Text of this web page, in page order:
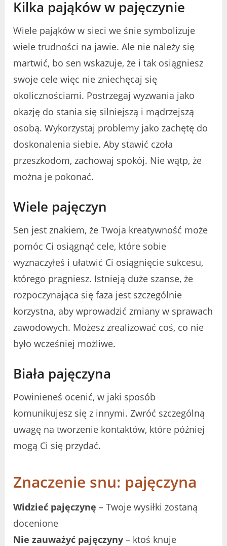
Kilka pająków w pajęczynie
Wiele pająków w sieci we śnie symbolizuje
wiele trudności na jawie. Ale nie należy się
martwić, bo sen wskazuje, że i tak osiągniesz
swoje cele więc nie zniechęcaj się
okolicznościami. Postrzegaj wyzwania jako
okazję do stania się silniejszą i mądrzejszą
osobą. Wykorzystaj problemy jako zachętę do
doskonalenia siebie. Aby stawić czoła
przeszkodom, zachowaj spokój. Nie wątp, że
można je pokonać.
Wiele pajęczyn
Sen jest znakiem, że Twoja kreatywność może
pomóc Ci osiągnąć cele, które sobie
wyznaczyłeś i ułatwić Ci osiągnięcie sukcesu,
którego pragniesz. Istnieją duże szanse, że
rozpoczynająca się faza jest szczególnie
korzystna, aby wprowadzić zmiany w sprawach
zawodowych. Możesz zrealizować coś, co nie
było wcześniej możliwe.
Biała pajęczyna
Powinieneś ocenić, w jaki sposób
komunikujesz się z innymi. Zwróć szczególną
uwagę na tworzenie kontaktów, które później
mogą Ci się przydać.
Znaczenie snu: pajęczyna
Widzieć pajęczynę – Twoje wysiłki zostaną
docenione
Nie zauważyć pajęczyny – ktoś knuje